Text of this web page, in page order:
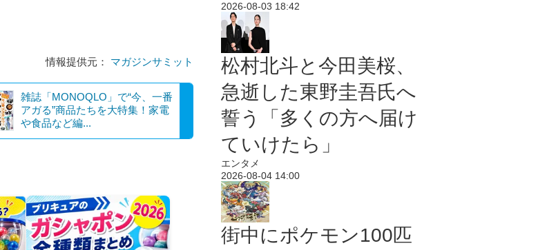
情報提供元： マガジンサミット
雑誌「MONOQLO」で“今、一番
アガる”商品たちを大特集！家電
や食品など編...
2026-08-03 18:42
松村北斗と今田美桜、
急逝した東野圭吾氏へ
誓う「多くの方へ届け
ていけたら」
エンタメ
2026-08-04 14:00
街中にポケモン100匹